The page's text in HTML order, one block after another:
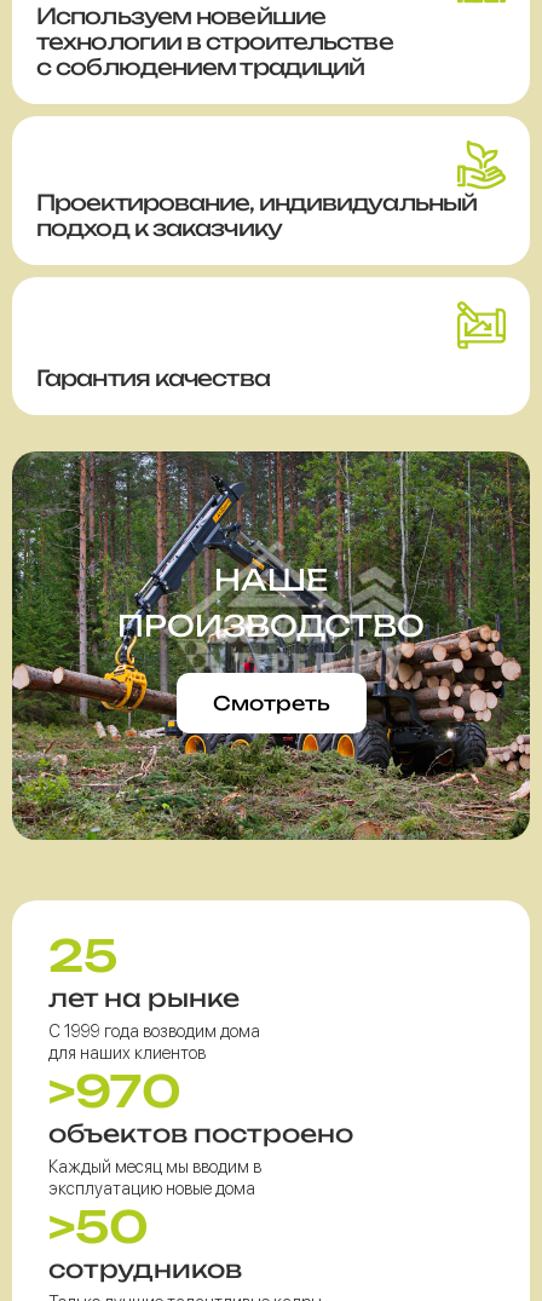
Используем новейшие
технологии в строительстве
с соблюдением традиций
Проектирование, индивидуальный
подход к заказчику
Гарантия качества
НАШЕ
ПРОИЗВОДСТВО
Смотреть
25
лет на рынке
С 1999 года возводим дома
для наших клиентов
>970
объектов построено
Каждый месяц мы вводим в
эксплуатацию новые дома
>50
сотрудников